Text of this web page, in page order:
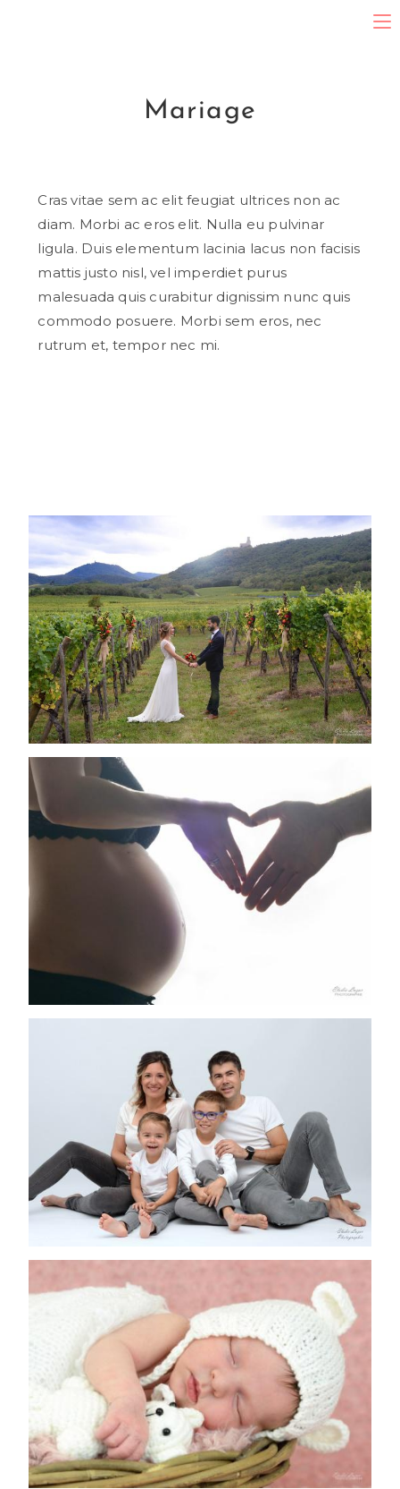
Mariage
Cras vitae sem ac elit feugiat ultrices non ac
diam. Morbi ac eros elit. Nulla eu pulvinar
ligula. Duis elementum lacinia lacus non facisis
mattis justo nisl, vel imperdiet purus
malesuada quis curabitur dignissim nunc quis
commodo posuere. Morbi sem eros, nec
rutrum et, tempor nec mi.